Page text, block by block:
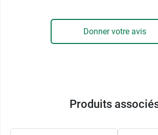
Garantie :2 ans
Donner votre avis
Produits